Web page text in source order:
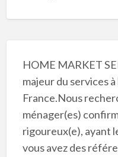
HOME MARKET
majeur du services
France.Nous
ménager(es)
rigoureux(e), ayant
vous avez des